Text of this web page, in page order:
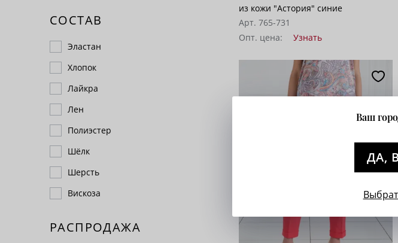
СОСТАВ
Эластан
Хлопок
Лайкра
Лен
Полиэстер
Шёлк
Шерсть
Вискоза
РАСПРОДАЖА
из кожи "Астория" синие
Арт. 765-731
Опт. цена:
Узнать
Ваш
ДА,